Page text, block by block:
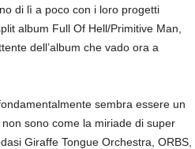
di lì a poco con i loro progetti
album Full Of Hell/Primitive Man,
dell’album che vado ora a
sembra essere un
sono come la miriade di super
Giraffe Tongue Orchestra, ORBS,